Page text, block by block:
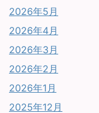
2026年5月
2026年4月
2026年3月
2026年2月
2026年1月
2025年12月